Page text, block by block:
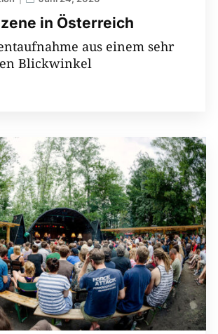
in Österreich
aus einem sehr
Blickwinkel